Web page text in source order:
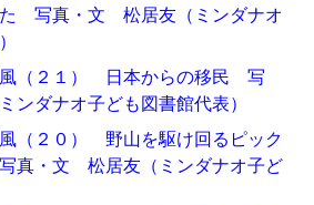
た 写真・文 松居友（ミンダナオ
風（２１） 日本からの移民 写
ダナオ子ども図書館代表）
（２０） 野山を駆け回るピック
真・文 松居友（ミンダナオ子ど